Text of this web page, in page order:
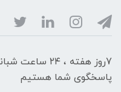
7روز هفته ،
پاسخگوی شما هستیم